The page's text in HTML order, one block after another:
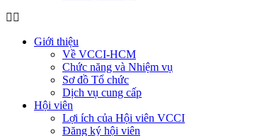
Giới thiệu
Về VCCI-HCM
Chức năng và Nhiệm vụ
Sơ đồ Tổ chức
Dịch vụ cung cấp
Hội viên
Lợi ích của Hội viên VCCI
Đăng ký hội viên